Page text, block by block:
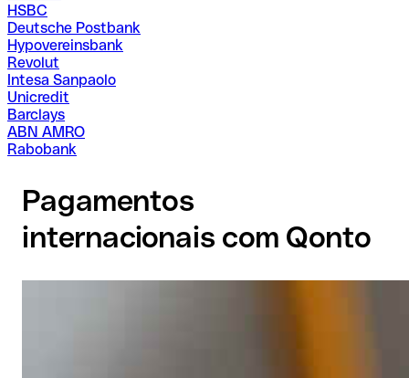
HSBC
Deutsche Postbank
Hypovereinsbank
Revolut
Intesa Sanpaolo
Unicredit
Barclays
ABN AMRO
Rabobank
Pagamentos
internacionais com Qonto